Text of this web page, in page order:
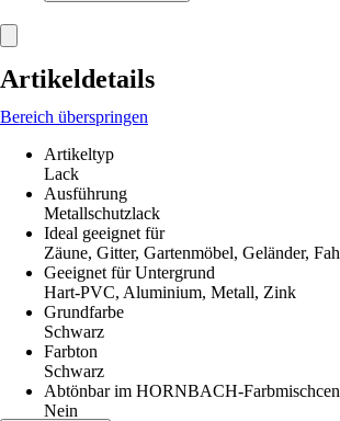
Artikeldetails
Bereich überspringen
Artikeltyp
Lack
Ausführung
Metallschutzlack
Ideal geeignet für
Zäune, Gitter, Gartenmöbel, Geländer,
Geeignet für Untergrund
Hart-PVC, Aluminium, Metall, Zink
Grundfarbe
Schwarz
Farbton
Schwarz
Abtönbar im HORNBACH-
Nein